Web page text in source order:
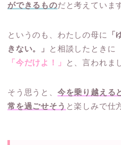
ができるものだと考えていま
というのも、わたしの母に
「
きない。」
と相談したときに
「今だけよ！」
と、言われま
そう思うと、 今を乗り越える
常を過ごせそう と楽しみで仕